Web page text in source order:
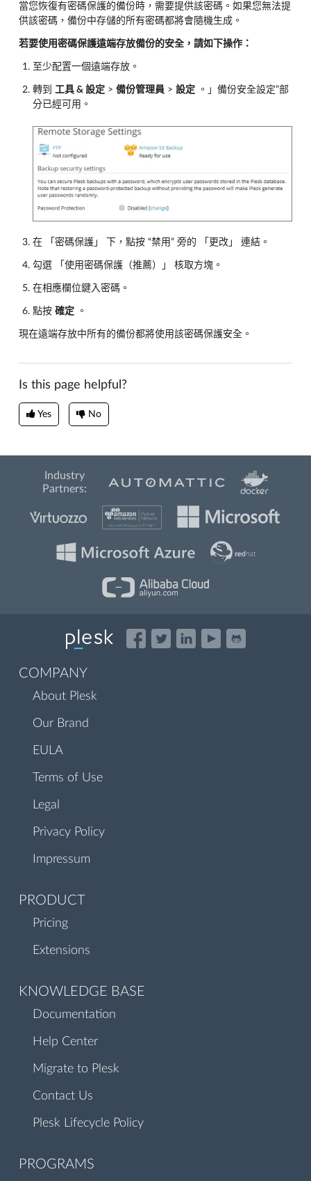
當您恢復有密碼保護的備份時，需要提供該密碼。如果您無法提
供該密碼，備份中存儲的所有密碼都將會隨機生成。
若要使用密碼保護遠端存放備份的安全，請如下操作：
至少配置一個遠端存放。
轉到 工具 & 設定 > 備份管理員 > 設定 。」備份安全設定”部
分已經可用。
在 「密碼保護」 下，點按 “禁用” 旁的 「更改」 連結。
勾選 「使用密碼保護（推薦）」 核取方塊。
在相應欄位鍵入密碼。
點按 確定 。
現在遠端存放中所有的備份都將使用該密碼保護安全。
Is this page helpful?
Yes No
Industry
Partners:
COMPANY
About Plesk
Our Brand
EULA
Terms of Use
Legal
Privacy Policy
Impressum
PRODUCT
Pricing
Extensions
KNOWLEDGE BASE
Documentation
Help Center
Migrate to Plesk
Contact Us
Plesk Lifecycle Policy
PROGRAMS